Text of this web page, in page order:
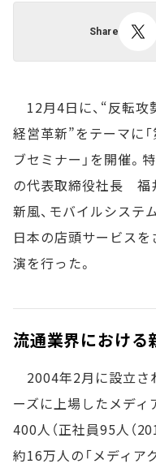
Share
12月4日に、“反転攻
経営革新”をテーマに
ブセミナー」を開催。
の代表取締役社長 福
新風、モバイルシステ
日本の店頭サービスを
演を行った。
流通業界における
2004年2月に設立さ
ーズに上場したメディ
400人（正社員95人（
約16万人の「メディア